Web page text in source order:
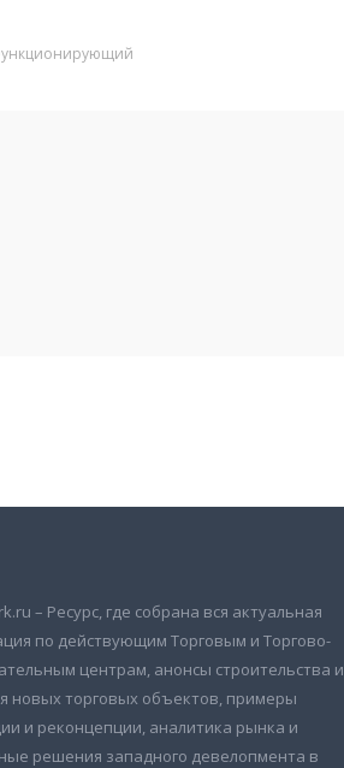
– Ресурс, где собрана вся актуальная
по действующим Торговым и Торгово-
центрам, анонсы строительства и
новых торговых объектов, примеры
и реконцепции, аналитика рынка и
решения западного девелопмента в